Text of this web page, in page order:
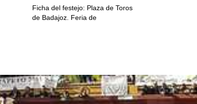
Ficha del festejo: Plaza de Toros
de Badajoz. Feria de